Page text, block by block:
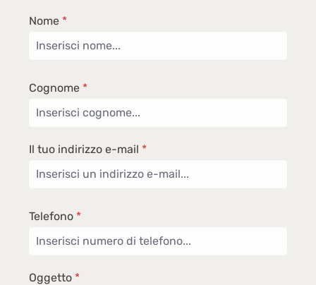
Nome *
Cognome *
Il tuo indirizzo e-mail *
Telefono *
Oggetto *